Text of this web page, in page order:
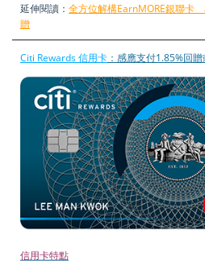
延伸閱讀： 全方位解構EarnMORE銀聯卡
贈
Citi Rewards 信用卡 ：感應支付1.85%回
信用卡特點